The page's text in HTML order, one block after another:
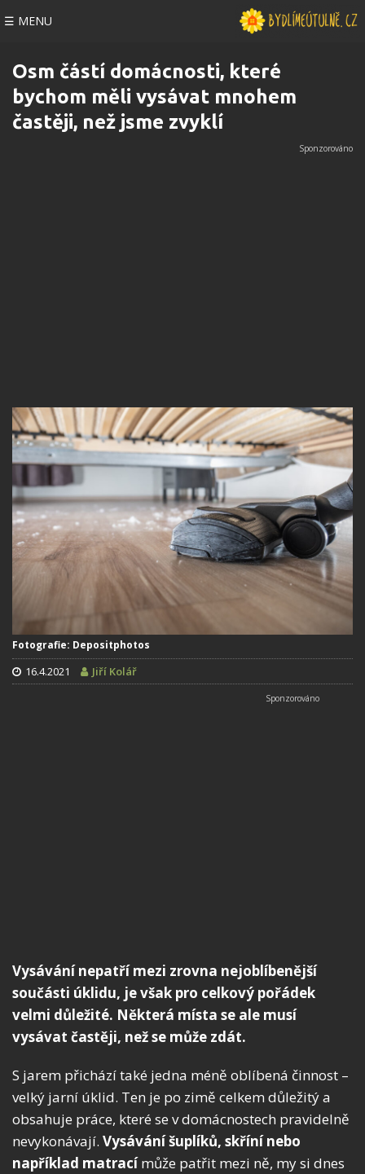
☰ MENU
Osm částí domácnosti, které
bychom měli vysávat mnohem
častěji, než jsme zvyklí
Fotografie: Depositphotos
16.4.2021 Jiří Kolář
Vysávání nepatří mezi zrovna nejoblíbenější
součásti úklidu, je však pro celkový pořádek
velmi důležité. Některá místa se ale musí
vysávat častěji, než se může zdát.
S jarem přichází také jedna méně oblíbená činnost –
velký jarní úklid. Ten je po zimě celkem důležitý a
obsahuje práce, které se v domácnostech pravidelně
nevykonávají. Vysávání šuplíků, skříní nebo
například matracímůže patřit mezi ně, my si dnes